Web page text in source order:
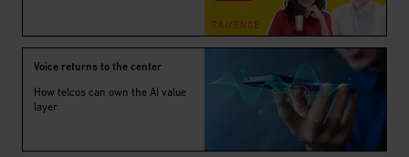
Voice returns to the center
How telcos can own the AI value
layer